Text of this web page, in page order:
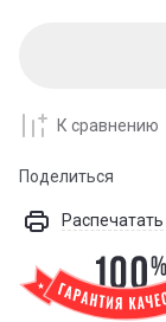
К сравнению
Поделиться
Распечатать